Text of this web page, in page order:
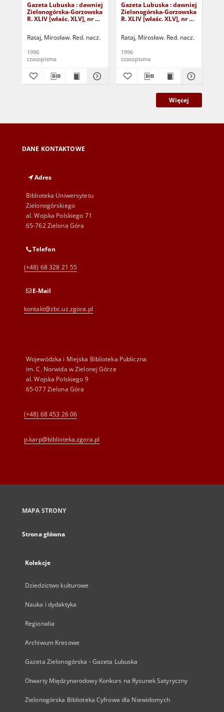
Gazeta Lubuska : dawniej
Zielonogórska-Gorzowska
R. XLIV [właśc. XLV], nr 52
Rataj, Mirosław. Red. nacz.
1996
czasopisma
Gazeta Lubuska : dawniej
Zielonogórska-Gorzowska
R. XLIV [właśc. XLV], nr 46
Rataj, Mirosław. Red. nacz.
1996
czasopisma
Więcej
DANE KONTAKTOWE
Adres
Biblioteka Uniwersytetu
Zielonogórskiego
al. Wojska Polskiego 71
65-762 Zielona Góra
Telefon
(+48) 68 328 21 55
E-Mail
kontakt@zbc.uz.zgora.pl
Wojewódzka i Miejska Biblioteka Publiczna
im. C. Norwida w Zielonej Górze
al. Wojska Polskiego 9
65-077 Zielona Góra
(+48) 68 453 26 06
p.karp@biblioteka.zgora.pl
MAPA STRONY
Strona główna
Kolekcje
Dziedzictwo kulturowe
Nauka i dydaktyka
Regionalia
Archiwum Kresowe
Gazeta Zielonogórska - Gazeta Lubuska
Otwarty Międzynarodowy Konkurs na Rysunek Satyryczny
Zielonogórska Biblioteka Cyfrowa dla Niewidomych